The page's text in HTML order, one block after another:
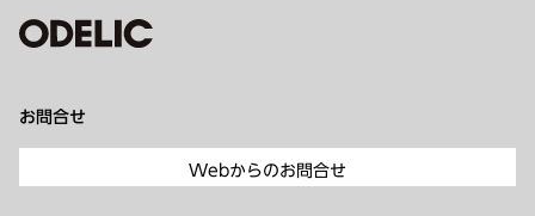
お問合せ
Webからのお問合せ